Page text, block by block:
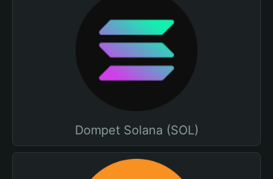
Dompet Solana (SOL)